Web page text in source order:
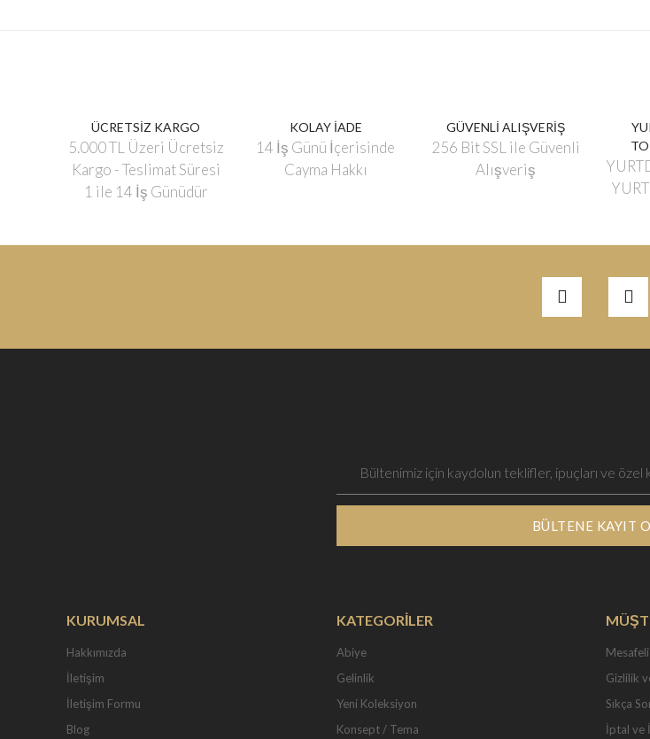
ÜCRETSİZ KARGO
5.000 TL Üzeri Ücretsiz
Kargo - Teslimat Süresi
1 ile 14 İş Günüdür
KOLAY İADE
14 İş Günü İçerisinde
Cayma Hakkı
GÜVENLİ ALIŞVERİŞ
256 Bit SSL ile Güvenli
Alışveriş
BÜLTENE KAYIT
KURUMSAL
Hakkımızda
İletişim
İletişim Formu
Blog
KATEGORİLER
Abiye
Gelinlik
Yeni Koleksiyon
Konsept / Tema
Gizlilik
Sıkça
İptal ve